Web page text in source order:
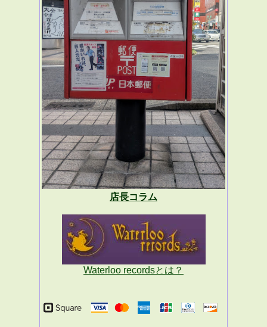
店長コラム
Waterloo recordsとは？